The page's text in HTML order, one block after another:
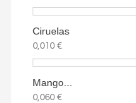
Ciruelas
0,010 €
Mango...
0,060 €